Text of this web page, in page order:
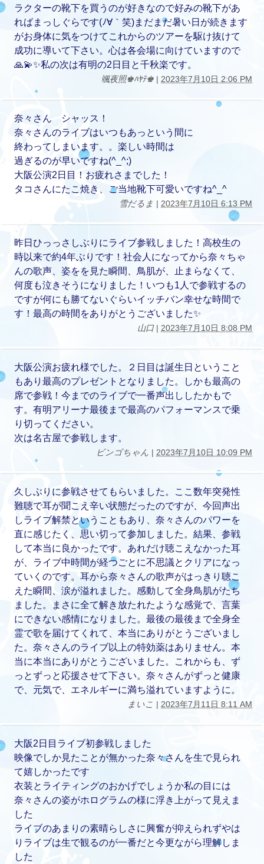
ラクターの靴下を買うのが好きなので好みの靴下があ
ればまっしぐらです(ﾉ∀｀笑)まだまだ暑い日が続きます
がお身体に気をつけてこれからのツアーを駆け抜けて
成功に導いて下さい。心は各会場に向けていますので
🙏💫✨私の次は有明の2日目と千秋楽です。
颯夜照♚ﾊﾔﾃ♚ | 2023年7月10日 2:06 PM
奈々さん シャッス！
奈々さんのライブはいつもあっという間に
終わってしまいます。。楽しい時間は
過ぎるのが早いですね(^_^;)
大阪公演2日目！お疲れさまでした！
タコさんにたこ焼き、ご当地靴下可愛いですね^_^
雪だるま | 2023年7月10日 6:13 PM
昨日ひっっさしぶりにライブ参戦しました！高校生の
時以来で約4年ぶりです！社会人になってから奈々ちゃ
んの歌声、姿をを見た瞬間、鳥肌が、止まらなくて、
何度も泣きそうになりました！いつも1人で参戦するの
ですが何にも勝てないぐらいイッチバン幸せな時間で
す！最高の時間をありがとうございました✨
山口| 2023年7月10日 8:08 PM
大阪公演お疲れ様でした。２日目は誕生日ということ
もあり最高のプレゼントとなりました。しかも最高の
席で参戦！今までのライブで一番声出ししたかもで
す。有明アリーナ最後まで最高のパフォーマンスで乗
り切ってください。
次は名古屋で参戦します。
ビンゴちゃん | 2023年7月10日 10:09 PM
久しぶりに参戦させてもらいました。ここ数年突発性
難聴で耳が聞こえ辛い状態だったのですが、今回声出
しライブ解禁ということもあり、奈々さんのパワーを
直に感じたく、思い切って参加しました。結果、参戦
して本当に良かったです。あれだけ聴こえなかった耳
が、ライブ中時間が経つごとに不思議とクリアになっ
ていくのです。耳から奈々さんの歌声がはっきり聴こ
えた瞬間、涙が溢れました。感動して全身鳥肌がたち
ました。まさに全て解き放たれたような感覚で、言葉
にできない感情になりました。最後の最後まで全身全
霊で歌を届けてくれて、本当にありがとうございまし
た。奈々さんのライブ以上の特効薬はありません。本
当に本当にありがとうございました。これからも、ず
っとずっと応援させて下さい。奈々さんがずっと健康
で、元気で、エネルギーに満ち溢れていますように。
まいこ | 2023年7月11日 8:11 AM
大阪2日目ライブ初参戦しました
映像でしか見たことが無かった奈々さんを生で見られ
て嬉しかったです
衣装とライティングのおかげでしょうか私の目には
奈々さんの姿がホログラムの様に浮き上がって見えま
した
ライブのあまりの素晴らしさに興奮が抑えられずやは
りライブは生で観るのが一番だと今更ながら理解しま
した